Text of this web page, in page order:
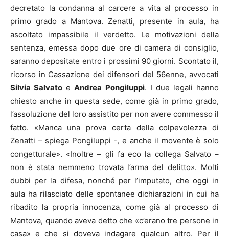
decretato la condanna al carcere a vita al processo in
primo grado a Mantova. Zenatti, presente in aula, ha
ascoltato impassibile il verdetto. Le motivazioni della
sentenza, emessa dopo due ore di camera di consiglio,
saranno depositate entro i prossimi 90 giorni. Scontato il,
ricorso in Cassazione dei difensori del 56enne, avvocati
Silvia Salvato eAndrea Pongiluppi. I due legali hanno
chiesto anche in questa sede, come già in primo grado,
l’assoluzione del loro assistito per non avere commesso il
fatto. «Manca una prova certa della colpevolezza di
Zenatti – spiega Pongiluppi -, e anche il movente è solo
congetturale». «Inoltre – gli fa eco la collega Salvato –
non è stata nemmeno trovata l’arma del delitto». Molti
dubbi per la difesa, nonché per l’imputato, che oggi in
aula ha rilasciato delle spontanee dichiarazioni in cui ha
ribadito la propria innocenza, come già al processo di
Mantova, quando aveva detto che «c’erano tre persone in
casa» e che si doveva indagare qualcun altro. Per il